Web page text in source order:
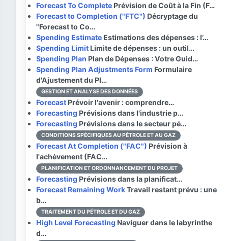
Forecast To Complete Prévision de Coût à la Fin (F…
Forecast to Completion ("FTC") Décryptage du
"Forecast to Co…
Spending Estimate Estimations des dépenses : l’…
Spending Limit Limite de dépenses : un outil…
Spending Plan Plan de Dépenses : Votre Guid…
Spending Plan Adjustments Form Formulaire
d'Ajustement du Pl…
GESTION ET ANALYSE DES DONNÉES
Forecast Prévoir l'avenir : comprendre…
Forecasting Prévisions dans l'industrie p…
Forecasting Prévisions dans le secteur pé…
CONDITIONS SPÉCIFIQUES AU PÉTROLE ET AU GAZ
Forecast At Completion ("FAC") Prévision à
l'achèvement (FAC…
PLANIFICATION ET ORDONNANCEMENT DU PROJET
Forecasting Prévisions dans la planificat…
Forecast Remaining WorkTravail restant prévu : une
b…
TRAITEMENT DU PÉTROLE ET DU GAZ
High Level Forecasting Naviguer dans le labyrinthe
d…